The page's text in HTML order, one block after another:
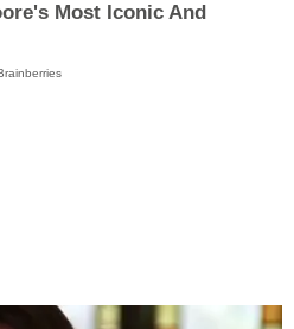
Most Iconic And